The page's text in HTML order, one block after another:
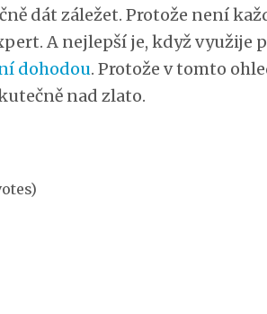
dát záležet. Protože není
A nejlepší je, když využije
dohodou. Protože v tomto
nad zlato.